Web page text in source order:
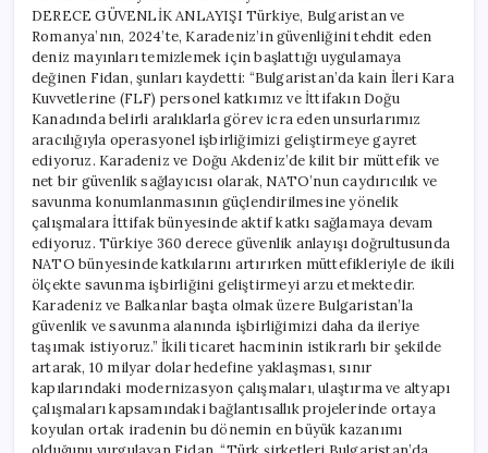
DERECE GÜVENLİK ANLAYIŞI Türkiye, Bulgaristan ve
Romanya’nın, 2024’te, Karadeniz’in güvenliğini tehdit eden
deniz mayınları temizlemek için başlattığı uygulamaya
değinen Fidan, şunları kaydetti: “Bulgaristan’da kain İleri Kara
Kuvvetlerine (FLF) personel katkımız ve İttifakın Doğu
Kanadında belirli aralıklarla görev icra eden unsurlarımız
aracılığıyla operasyonel işbirliğimizi geliştirmeye gayret
ediyoruz. Karadeniz ve Doğu Akdeniz’de kilit bir müttefik ve
net bir güvenlik sağlayıcısı olarak, NATO’nun caydırıcılık ve
savunma konumlanmasının güçlendirilmesine yönelik
çalışmalara İttifak bünyesinde aktif katkı sağlamaya devam
ediyoruz. Türkiye 360 derece güvenlik anlayışı doğrultusunda
NATO bünyesinde katkılarını artırırken müttefikleriyle de ikili
ölçekte savunma işbirliğini geliştirmeyi arzu etmektedir.
Karadeniz ve Balkanlar başta olmak üzere Bulgaristan’la
güvenlik ve savunma alanında işbirliğimizi daha da ileriye
taşımak istiyoruz.” İkili ticaret hacminin istikrarlı bir şekilde
artarak, 10 milyar dolar hedefine yaklaşması, sınır
kapılarındaki modernizasyon çalışmaları, ulaştırma ve altyapı
çalışmaları kapsamındaki bağlantısallık projelerinde ortaya
koyulan ortak iradenin bu dönemin en büyük kazanımı